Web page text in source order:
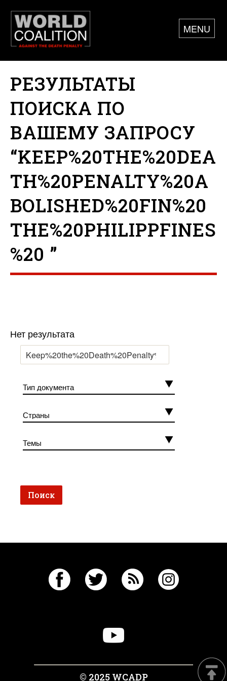
MENU
РЕЗУЛЬТАТЫ
ПОИСКА ПО
ВАШЕМУ ЗАПРОСУ
“KEEP%20THE%20DEA
TH%20PENALTY%20A
BOLISHED%20FIN%20
THE%20PHILIPPFINES
%20 ”
Нет результата
© 2025 WCADP